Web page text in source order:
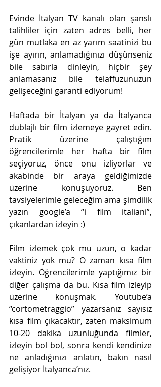
Evinde İtalyan TV kanalı olan şanslı
talihliler için zaten adres belli, her
gün mutlaka en az yarım saatinizi bu
işe ayırın, anlamadığınızı düşünseniz
bile sabırla dinleyin, hiçbir şey
anlamasanız bile telaffuzunuzun
gelişeceğini garanti ediyorum!
Haftada bir İtalyan ya da İtalyanca
dublajlı bir film izlemeye gayret edin.
Pratik üzerine çalıştığım
öğrencilerimle her hafta bir film
seçiyoruz, önce onu izliyorlar ve
akabinde bir araya geldiğimizde
üzerine konuşuyoruz. Ben
tavsiyelerimle geleceğim ama şimdilik
yazın google’a “i film italiani”,
çıkanlardan izleyin :)
Film izlemek çok mu uzun, o kadar
vaktiniz yok mu? O zaman kısa film
izleyin. Öğrencilerimle yaptığımız bir
diğer çalışma da bu. Kısa film izleyip
üzerine konuşmak. Youtube’a
“cortometraggio” yazarsanız sayısız
kısa film çıkacaktır, zaten maksimum
10-20 dakika uzunluğunda filmler,
izleyin bol bol, sonra kendi kendinize
ne anladığınızı anlatın, bakın nasıl
gelişiyor İtalyanca’nız.